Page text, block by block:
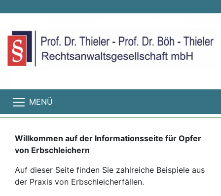
MENÜ
Willkommen auf der Informationsseite für Opfer
von Erbschleichern
Auf dieser Seite finden Sie zahlreiche Beispiele aus
der Praxis von Erbschleicherfällen.